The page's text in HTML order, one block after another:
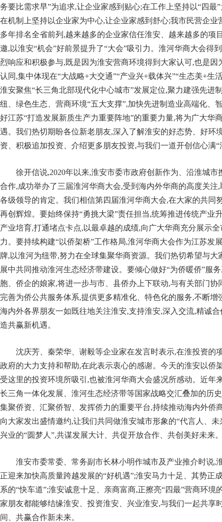
务要比需求早”为追求,让企业家感到贴心;在工作上坚持以“四最
在机制上坚持以企业家为中心,让企业家感到舒心;我市民营企业
多年排名全省前列,越来越多的企业家信任淮安、越来越多的项
邀,以淮安“机会”好前景提升了“大会”吸引力。淮河华商大会得
烈响应和积极参与,既是因为淮安营商环境得到大家认可,也是因
认同,集中体现在“大战略+大交通”“产业兴+载体兴”“生态美+生
淮安聚焦“长三角北部现代化中心城市”发展定位,聚力建强先进
纽、绿色生态、营商环境“五大支撑”,加快先进制造业高端化、
好江苏“打造发展新质生产力重要阵地”的重要力量,将为广大华
遇。我们热切期盼各位新老朋友,深入了解淮安的好态势、好环
资、积极追加投资、介绍更多朋友投资,与我们一道开创信心满“
徐开信说,2020年以来,淮安市委市政府创新作为、沿淮城
合作,成功举办了三届淮河华商大会,受到海内外华商的高度关注
各级领导的肯定。我们相信第四届淮河华商大会,在大家的共同
再创辉煌。要始终保持“勇挑大梁”责任担当,统筹推进传统产业
产业培育,打通堵点卡点,以最卓越的成绩,向广大华商充分展示
力。要持续构建“以侨架桥”工作格局,淮河华商大会作为江苏发
牌,以淮河为纽带,努力在全球集聚华商资源。我们热切希望与大
展中共同推动淮河生态经济带建设。要倾心做好“为侨暖侨”服
胞、侨企的娘家,将进一步与市、县侨办上下联动,与有关部门协
完善为侨公共服务体系,提供更多精准化、特色化的服务,不断增
海内外各界朋友一如既往地关注淮安,支持淮安,深入交流,精诚
造共赢新机遇。
沈庆芳、秦荣华、谢毅等企业家在发言时表示,在淮投资的
政府的大力支持和帮助,在此表示衷心的感谢。今天的淮安以侨
受这里的投资环境所吸引,也被淮河华商大会盛况所感动。近年
长三角一体化发展、淮河生态经济带等国家战略交汇叠加的历
集聚侨资、汇聚侨智、发挥侨力的重要平台,持续推动海内外侨
向大家发出盛情邀约,让我们共同做淮安城市形象的“代言人、
兴业的“圆梦人”,共谋发展大计、共促开放合作、共创美好未来
淮安市委常委、常务副市长林小明作城市及产业推介时说,
正迎来加快高质量跨越发展的“好机遇”;淮安马力十足、其势正
系的“快车道”;淮安诚意十足、亲商富商,正擦亮“四最”营商环境
家朋友都能够结缘淮安、投资淮安、兴业淮安,与我们一起共享
间、共赢合作新未来。